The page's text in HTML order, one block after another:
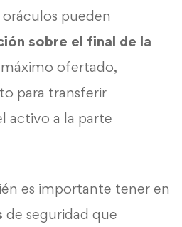
pueden
sobre el final de la
ofertado,
para transferir
activo a la parte
es importante tener en
de seguridad que